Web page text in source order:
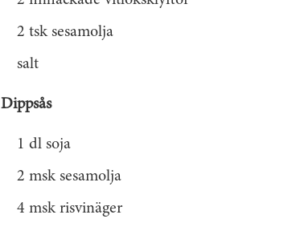
2 tsk sesamolja
salt
Dippsås
1 dl soja
2 msk sesamolja
4 msk risvinäger